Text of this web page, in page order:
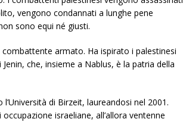
vengono condannati a lunghe pene
sono equi né giusti.
armato. Ha ispirato i palestinesi
che, insieme a Nablus, è la patria della
di Birzeit, laureandosi nel 2001.
israeliane, all’allora ventenne